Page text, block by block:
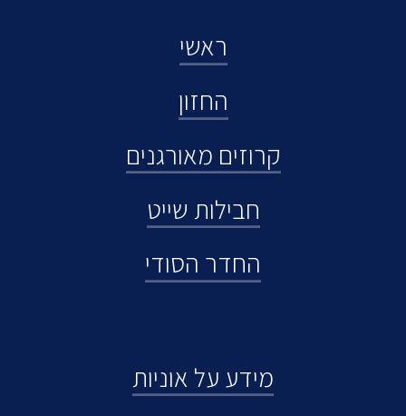
ראשי
החזון
קרוזים מאורגנים
חבילות שייט
החדר הסודי
מידע על אוניות